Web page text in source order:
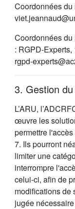
Coordonnées du
Coordonnées
: RGPD-
rgpd-
3. Gestion
L’ARU,
œuvre les
permettre
7. Ils pourront
limiter une
interrompre
celui-ci, afin de
modifications de
jugée